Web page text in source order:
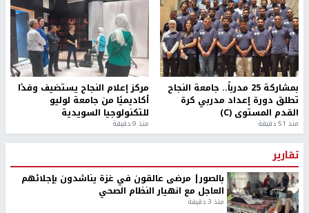
بمشاركة 25 مدرباً.. جامعة النجاح
تطلق دورة إعداد مدربي كرة
القدم المستوى (C)
منذ 51 دقيقة
مركز إعلام النجاح يستضيف وفدًا
أكاديميًا من جامعة لوليو
للتكنولوجيا السويدية
منذ 9 دقيقة
تقارير
بالصور| مرضى عالقون في غزة يناشدون بإجلائهم
العاجل مع انهيار النظام الصحي
منذ 3 دقيقة